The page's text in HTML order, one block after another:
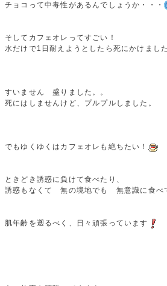
チョコって中毒性があるんでしょうか・・・
そしてカフェオレってすごい！
水だけで1日耐えようとしたら死にかけました
すいません 盛りました。。
死にはしませんけど、プルプルしました。
でもゆくゆくはカフェオレも絶ちたい！
ときどき誘惑に負けて食べたり、
誘惑もなくて 無の境地でも 無意識に食べ
肌年齢を遡るべく、日々頑張っています